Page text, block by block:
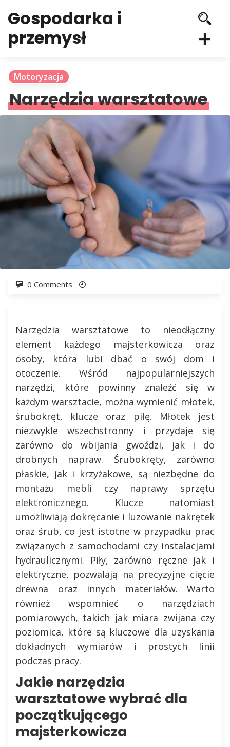
Gospodarka i
przemysł
Motoryzacja
Narzędzia warsztatowe
0 Comments
Narzędzia warsztatowe to nieodłączny
element każdego majsterkowicza oraz
osoby, która lubi dbać o swój dom i
otoczenie. Wśród najpopularniejszych
narzędzi, które powinny znaleźć się w
każdym warsztacie, można wymienić młotek,
śrubokręt, klucze oraz piłę. Młotek jest
niezwykle wszechstronny i przydaje się
zarówno do wbijania gwoździ, jak i do
drobnych napraw. Śrubokręty, zarówno
płaskie, jak i krzyżakowe, są niezbędne do
montażu mebli czy naprawy sprzętu
elektronicznego. Klucze natomiast
umożliwiają dokręcanie i luzowanie nakrętek
oraz śrub, co jest istotne w przypadku prac
związanych z samochodami czy instalacjami
hydraulicznymi. Piły, zarówno ręczne jak i
elektryczne, pozwalają na precyzyjne cięcie
drewna oraz innych materiałów. Warto
również wspomnieć o narzędziach
pomiarowych, takich jak miara zwijana czy
poziomica, które są kluczowe dla uzyskania
dokładnych wymiarów i prostych linii
podczas pracy.
Jakie narzędzia
warsztatowe wybrać dla
początkującego
majsterkowicza